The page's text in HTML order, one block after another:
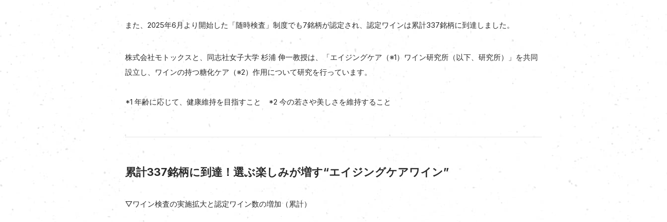
また、2025年6月より開始した「随時検査」制度でも7銘柄が認定され、認定ワインは累計337銘柄に到達しました。
株式会社モトックスと、同志社女子大学 杉浦 伸一教授は、「エイジングケア（※1）ワイン研究所（以下、研究所）」を共同
設立し、ワインの持つ糖化ケア（※2）作用について研究を行っています。
*1 年齢に応じて、健康維持を目指すこと *2 今の若さや美しさを維持すること
累計337銘柄に到達！選ぶ楽しみが増す“エイジングケアワイン”
▽ワイン検査の実施拡大と認定ワイン数の増加（累計）